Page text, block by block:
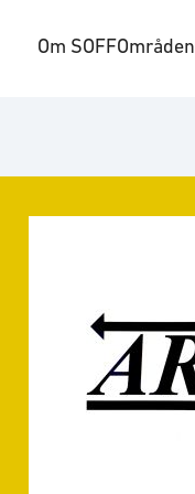
Om SOFFOmråden